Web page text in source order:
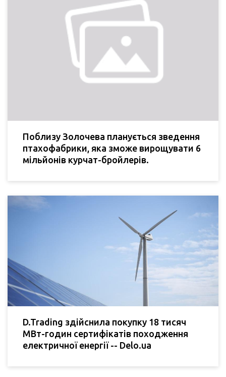
Поблизу Золочева планується зведення
птахофабрики, яка зможе вирощувати 6
мільйонів курчат-бройлерів.
D.Trading здійснила покупку 18 тисяч
МВт-годин сертифікатів походження
електричної енергії -- Delo.ua